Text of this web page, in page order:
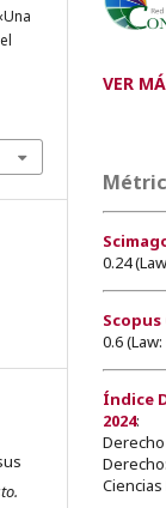
VER
0.24
Scopus
0.6
Índice
2024:
Ciencias